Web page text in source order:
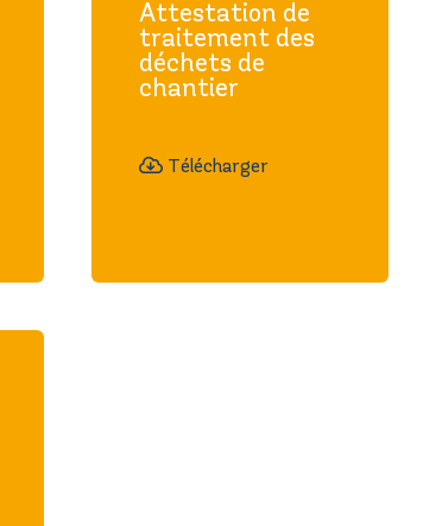
Attestation de
traitement des
déchets de
chantier
Télécharger